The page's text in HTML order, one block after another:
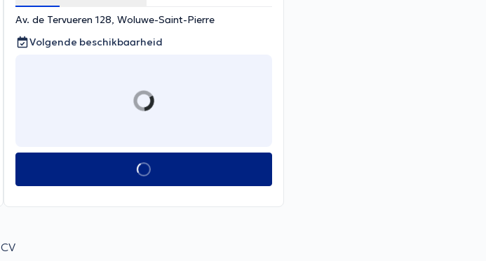
Av. de Tervueren 128, Woluwe-Saint-Pierre
Volgende beschikbaarheid
CV